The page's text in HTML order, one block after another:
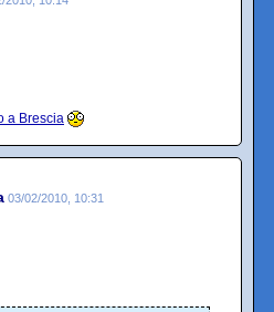
a Brescia
03/02/2010, 10:31